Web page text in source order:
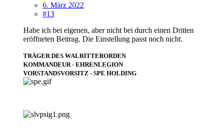
6. März 2022
#13
Habe ich bei eigenen, aber nicht bei durch einen Dritten
eröffneten Beitrag. Die Einstellung passt noch nicht.
TRÄGER DES WALRITTERORDEN
KOMMANDEUR - EHRENLEGION
VORSTANDSVORSITZ - SPE HOLDING